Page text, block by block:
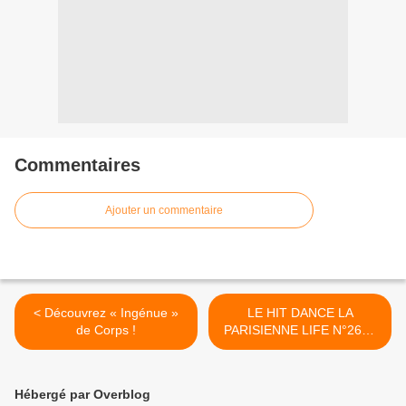
Commentaires
Ajouter un commentaire
< Découvrez « Ingénue »
de Corps !
LE HIT DANCE LA
PARISIENNE LIFE N°267 -
23 AVRIL 2021 >
Hébergé par Overblog